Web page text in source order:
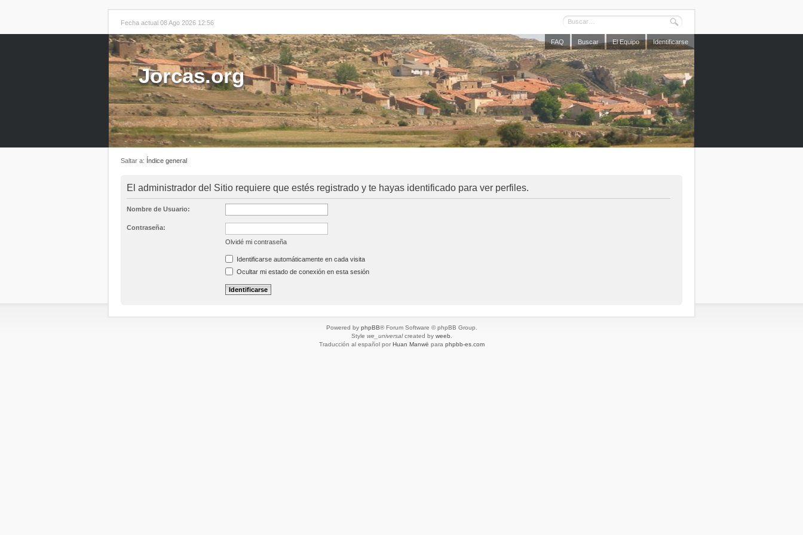
Fecha actual 08 Ago 2026 12:56
FAQ Buscar El Equipo Identificarse
Jorcas.org
Saltar a: Índice general
El administrador del Sitio requiere que estés registrado y te hayas identificado para ver perfiles.
Nombre de Usuario:
Contraseña:
Olvidé mi contraseña
Identificarse automáticamente en cada visita
Ocultar mi estado de conexión en esta sesión
Powered by phpBB® Forum Software © phpBB Group.
Style we_universalcreated by weeb
Traducción al español por Huan Manwë para phpbb-es.com